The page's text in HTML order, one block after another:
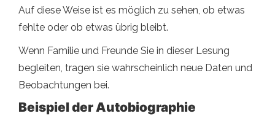
Auf diese Weise ist es möglich zu sehen, ob etwas
fehlte oder ob etwas übrig bleibt.
Wenn Familie und Freunde Sie in dieser Lesung
begleiten, tragen sie wahrscheinlich neue Daten und
Beobachtungen bei.
Beispiel der Autobiographie